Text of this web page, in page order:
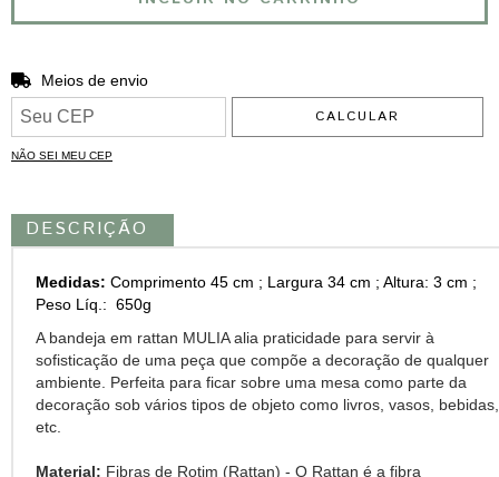
Entregas para o CEP:
Meios de envio
CALCULAR
NÃO SEI MEU CEP
DESCRIÇÃO
Medidas: Comprimento 45 cm ; Largura 34 cm ; Altura: 3 cm ;
Peso Líq.: 650g
A bandeja em rattan MULIA alia praticidade para servir à
sofisticação de uma peça que compõe a decoração de qualquer
ambiente. Perfeita para ficar sobre uma mesa como parte da
decoração sob vários tipos de objeto como livros, vasos, bebidas,
etc.
Material: Fibras de Rotim (Rattan) - O Rattan é a fibra